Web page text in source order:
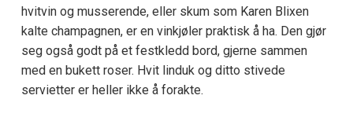
hvitvin og musserende, eller skum som Karen Blixen
kalte champagnen, er en vinkjøler praktisk å ha. Den gjør
seg også godt på et festkledd bord, gjerne sammen
med en bukett roser. Hvit linduk og ditto stivede
servietter er heller ikke å forakte.